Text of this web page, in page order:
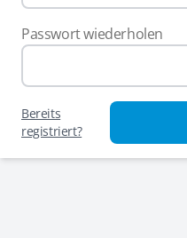
Passwort wiederholen
Bereits
registriert?